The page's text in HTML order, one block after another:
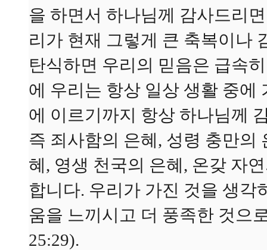
을 하면서 하나님께 감사드리
리가 현재 그렇게 큰 축복이나
탄식하면 우리의 믿음은 급속
에 우리는 항상 일상 생활 중에
에 이르기까지 항상 하나님께
즉 죄사함의 은혜, 성령 충만의
혜, 영생 천국의 은혜, 온갖 자
합니다. 우리가 가진 것을 생
움을 느끼시고 더 풍족한 것으
25:29).